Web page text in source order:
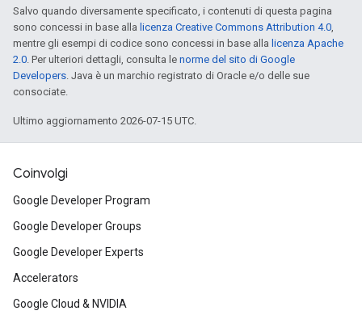
Salvo quando diversamente specificato, i contenuti di questa pagina
sono concessi in base alla licenza Creative Commons Attribution 4.0,
mentre gli esempi di codice sono concessi in base alla licenza Apache
2.0. Per ulteriori dettagli, consulta le norme del sito di Google
Developers. Java è un marchio registrato di Oracle e/o delle sue
consociate.
Ultimo aggiornamento 2026-07-15 UTC.
Coinvolgi
Google Developer Program
Google Developer Groups
Google Developer Experts
Accelerators
Google Cloud & NVIDIA